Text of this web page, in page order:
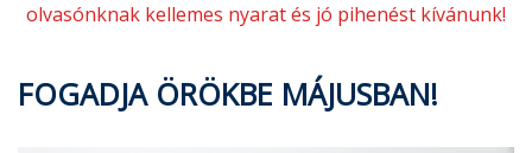
olvasónknak kellemes nyarat és jó pihenést kívánunk!
FOGADJA ÖRÖKBE MÁJUSBAN!